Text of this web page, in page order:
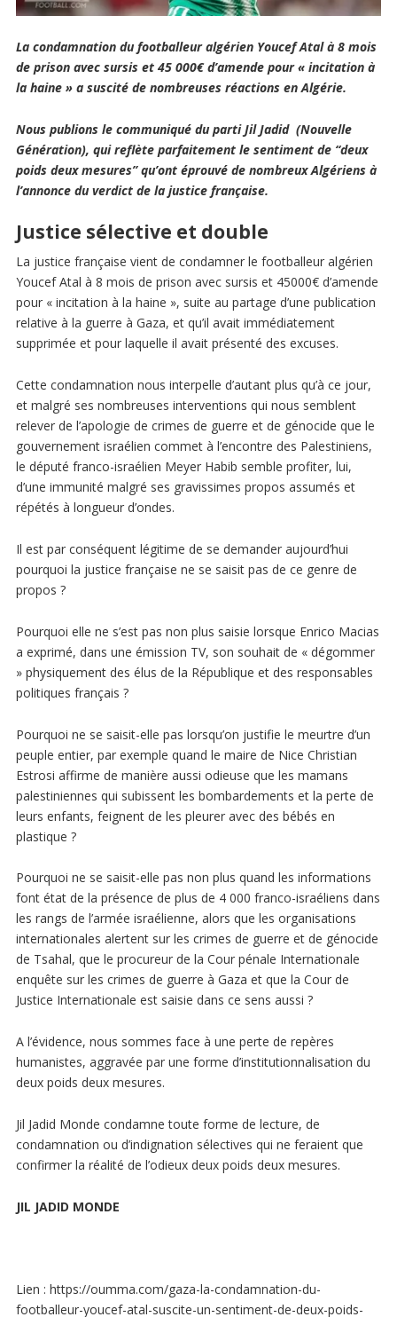
La condamnation du footballeur algérien Youcef Atal à 8 mois
de prison avec sursis et 45 000€ d’amende pour « incitation à
la haine » a suscité de nombreuses réactions en Algérie.
Nous publions le communiqué du parti Jil Jadid (Nouvelle
Génération), qui reflète parfaitement le sentiment de “deux
poids deux mesures” qu’ont éprouvé de nombreux Algériens à
l’annonce du verdict de la justice française.
Justice sélective et double
La justice française vient de condamner le footballeur algérien
Youcef Atal à 8 mois de prison avec sursis et 45000€ d’amende
pour « incitation à la haine », suite au partage d’une publication
relative à la guerre à Gaza, et qu’il avait immédiatement
supprimée et pour laquelle il avait présenté des excuses.
Cette condamnation nous interpelle d’autant plus qu’à ce jour,
et malgré ses nombreuses interventions qui nous semblent
relever de l’apologie de crimes de guerre et de génocide que le
gouvernement israélien commet à l’encontre des Palestiniens,
le député franco-israélien Meyer Habib semble profiter, lui,
d’une immunité malgré ses gravissimes propos assumés et
répétés à longueur d’ondes.
Il est par conséquent légitime de se demander aujourd’hui
pourquoi la justice française ne se saisit pas de ce genre de
propos ?
Pourquoi elle ne s’est pas non plus saisie lorsque Enrico Macias
a exprimé, dans une émission TV, son souhait de « dégommer
» physiquement des élus de la République et des responsables
politiques français ?
Pourquoi ne se saisit-elle pas lorsqu’on justifie le meurtre d’un
peuple entier, par exemple quand le maire de Nice Christian
Estrosi affirme de manière aussi odieuse que les mamans
palestiniennes qui subissent les bombardements et la perte de
leurs enfants, feignent de les pleurer avec des bébés en
plastique ?
Pourquoi ne se saisit-elle pas non plus quand les informations
font état de la présence de plus de 4 000 franco-israéliens dans
les rangs de l’armée israélienne, alors que les organisations
internationales alertent sur les crimes de guerre et de génocide
de Tsahal, que le procureur de la Cour pénale Internationale
enquête sur les crimes de guerre à Gaza et que la Cour de
Justice Internationale est saisie dans ce sens aussi ?
A l’évidence, nous sommes face à une perte de repères
humanistes, aggravée par une forme d’institutionnalisation du
deux poids deux mesures.
Jil Jadid Monde condamne toute forme de lecture, de
condamnation ou d’indignation sélectives qui ne feraient que
confirmer la réalité de l’odieux deux poids deux mesures.
JIL JADID MONDE
Lien : https://oumma.com/gaza-la-condamnation-du-
footballeur-youcef-atal-suscite-un-sentiment-de-deux-poids-